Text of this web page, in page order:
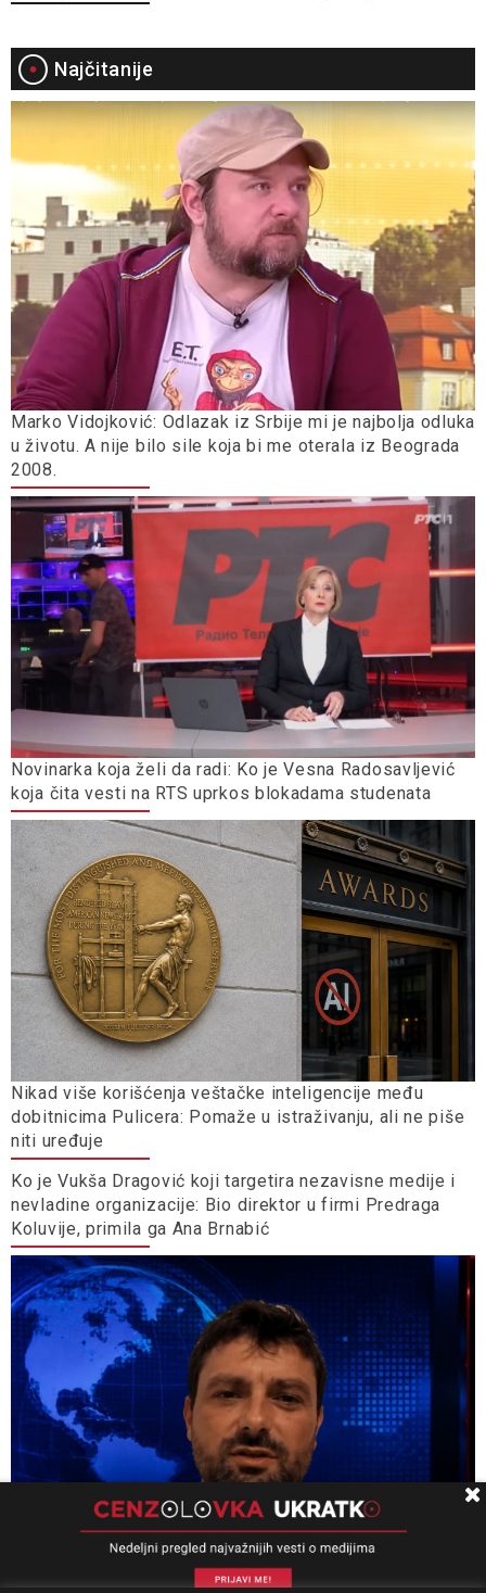
Najčitanije
Marko Vidojković: Odlazak iz Srbije mi je najbolja odluka
u životu. A nije bilo sile koja bi me oterala iz Beograda
2008.
Novinarka koja želi da radi: Ko je Vesna Radosavljević
koja čita vesti na RTS uprkos blokadama studenata
Nikad više korišćenja veštačke inteligencije među
dobitnicima Pulicera: Pomaže u istraživanju, ali ne piše
niti uređuje
Ko je Vukša Dragović koji targetira nezavisne medije i
nevladine organizacije: Bio direktor u firmi Predraga
Koluvije, primila ga Ana Brnabić